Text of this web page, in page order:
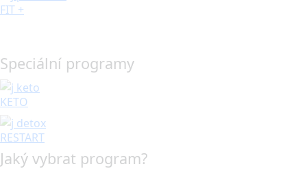
FIT +
Speciální programy
KETO
RESTART
Jaký vybrat program?